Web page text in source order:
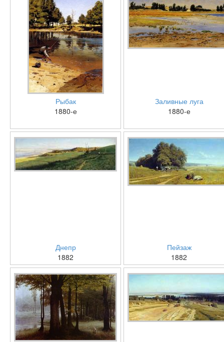
Рыбак
1880-е
Заливные луга
1880-е
Днепр
1882
Пейзаж
1882